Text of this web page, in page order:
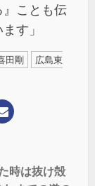
ことも伝
す」
田剛
広島東
時は抜け殻